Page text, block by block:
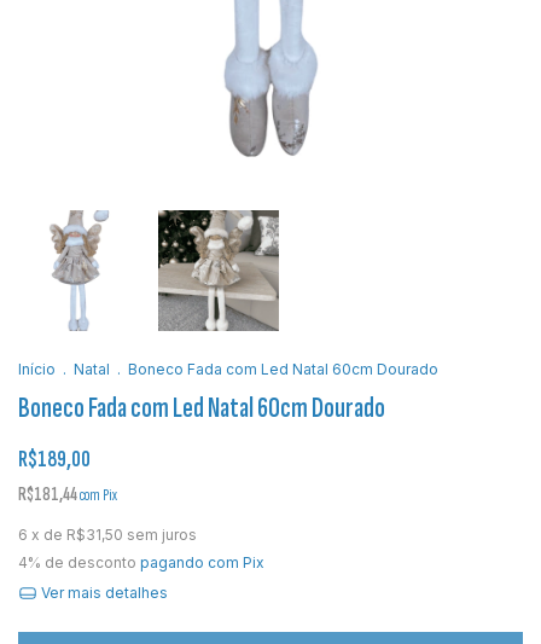
Início . Natal . Boneco Fada com Led Natal 60cm Dourado
Boneco Fada com Led Natal 60cm Dourado
R$189,00
R$181,44com Pix
6 x de R$31,50 sem juros
4% de desconto pagando com Pix
Ver mais detalhes